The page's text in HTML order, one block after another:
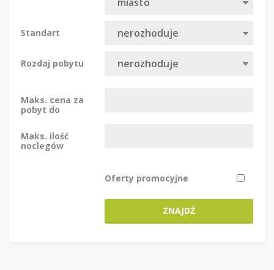
Standart
Rozdaj pobytu
Maks. cena za
pobyt do
Maks. ilość
noclegów
Oferty promocyjne
ZNAJDŹ